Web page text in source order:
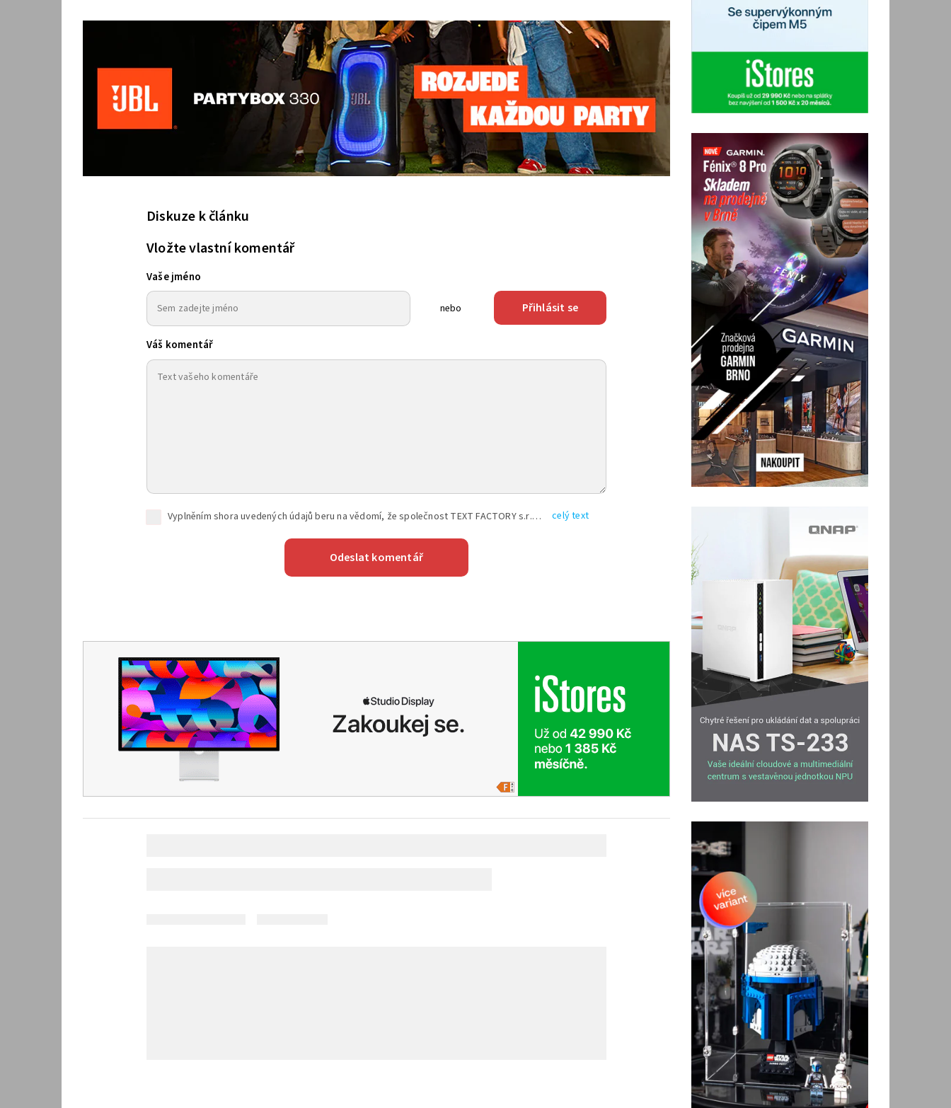
Diskuze k článku
Vložte vlastní komentář
Vaše jméno
nebo Přihlásit se
Váš komentář
Vyplněním shora uvedených údajů beru na vědomí, že společnost TEXT FACTORY s.r.o., sídlem Brno, Durďákova 336/29, Černá Pole, PSČ: 613 00, IČ: 06157831, zapsané u Krajského soudu v Brně, oddíl C, vložka 100399, bude zpracovávat mé osobní údaje uvedené v rámci mnou vyplněného registračního formuláře na základě oprávněných zájmů TEXT FACTORY s.r.o. dle čl. 6 odst. 1 písm. f) GDPR a pro splnění právních povinností (čl. 6 odst. 1 písm. c) GDPR), a to pro tyto účely: nezbytnost zajistit oprávnění návštěvníka webových stránek provozovaných společností TEXT FACTORY s.r.o. přispívat aktivně ke zveřejněným článkům nebo v rámci diskusních fór a výkon práv TEXT FACTORY s.r.o. jako administrátora těchto diskusních fór. Více informací o zpracování osobních údajů a právech lze nalézt v celý text